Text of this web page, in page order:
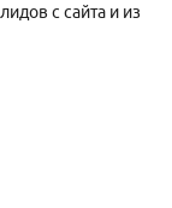
с сайта и из